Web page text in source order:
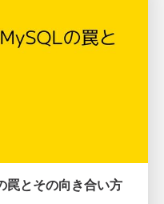
罠とその向き合い方